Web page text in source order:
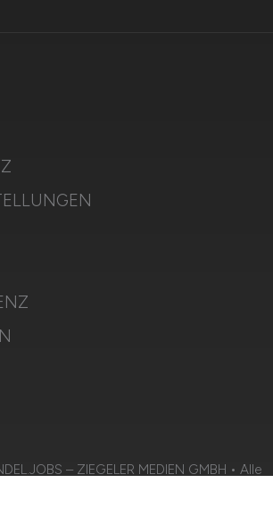
– ZIEGELER MEDIEN GMBH • Alle